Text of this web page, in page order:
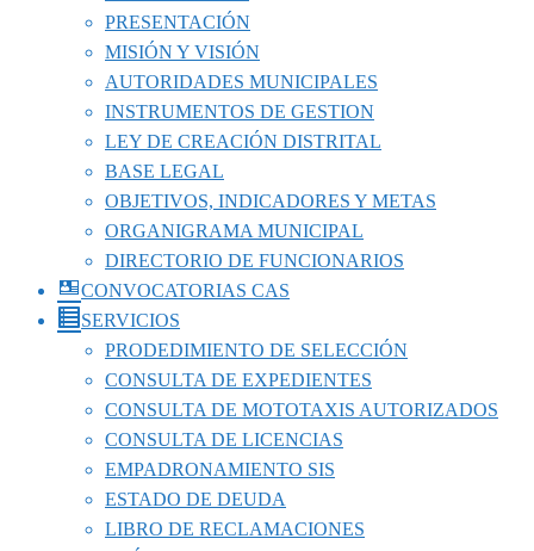
PRESENTACIÓN
MISIÓN Y VISIÓN
AUTORIDADES MUNICIPALES
INSTRUMENTOS DE GESTION
LEY DE CREACIÓN DISTRITAL
BASE LEGAL
OBJETIVOS, INDICADORES Y METAS
ORGANIGRAMA MUNICIPAL
DIRECTORIO DE FUNCIONARIOS
CONVOCATORIAS CAS
SERVICIOS
PRODEDIMIENTO DE SELECCIÓN
CONSULTA DE EXPEDIENTES
CONSULTA DE MOTOTAXIS AUTORIZADOS
CONSULTA DE LICENCIAS
EMPADRONAMIENTO SIS
ESTADO DE DEUDA
LIBRO DE RECLAMACIONES